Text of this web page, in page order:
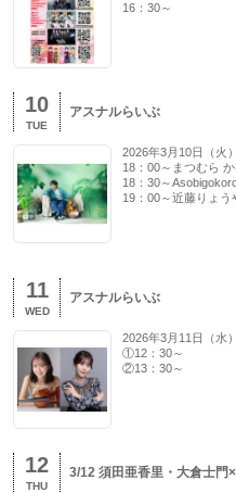
16：30～
10
TUE
アスナルらいぶ
2026年3月10日（火）
18：00～まつむら か
18：30～
19：00～近藤りょう
11
WED
アスナルらいぶ
2026年3月11日（水）
①12：30～
②13：30～
12
THU
3/12 須田亜香里・大倉士門